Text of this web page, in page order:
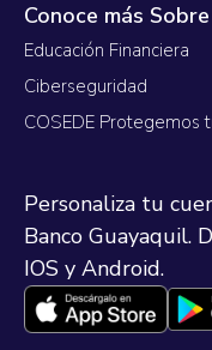
Conoce más Sobre
Educación Financiera
Ciberseguridad
COSEDE Protegemos
Personaliza tu
Banco Guayaquil.
IOS y Android.